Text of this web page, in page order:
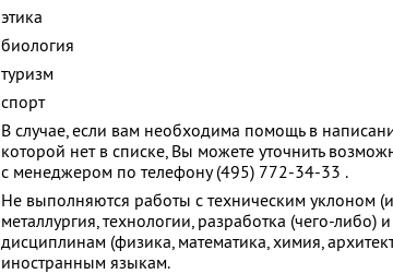
этика
биология
туризм
спорт
В случае, если вам необходима помощь в
которой нет в списке, Вы можете уточнить
с менеджером по телефону (495) 772-34-33 .
Не выполняются работы с техническим уклоном
металлургия, технологии, разработка (чего-либо)
дисциплинам (физика, математика, химия,
иностранным языкам.